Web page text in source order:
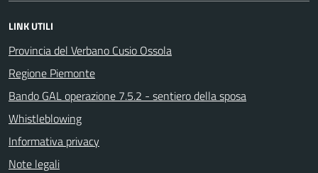
LINK UTILI
Provincia del Verbano Cusio Ossola
Regione Piemonte
Bando GAL operazione 7.5.2 - sentiero della sposa
Whistleblowing
Informativa privacy
Note legali